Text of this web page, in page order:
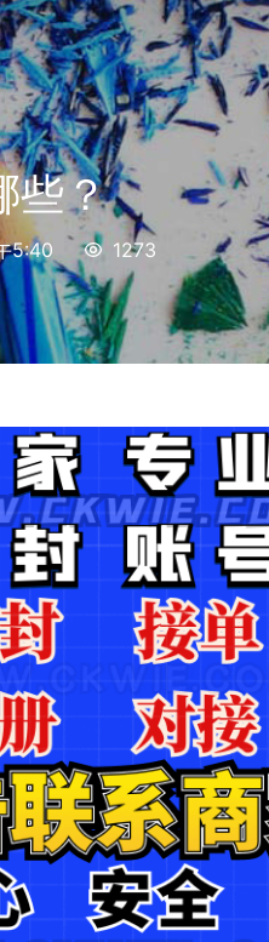
些？
5:40 1273